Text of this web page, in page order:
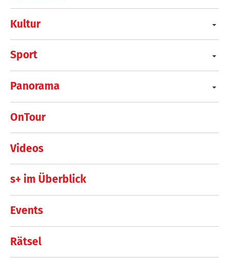
Kultur
Sport
Panorama
OnTour
Videos
s+ im Überblick
Events
Rätsel